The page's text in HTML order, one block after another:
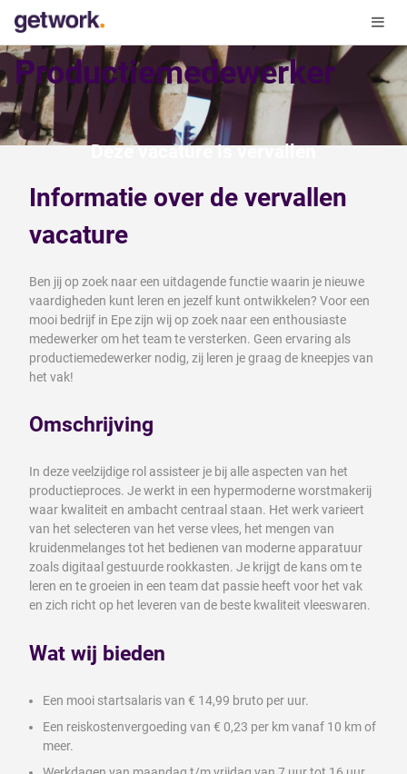
Productiemedewerker
Deze vacature is vervallen
Informatie over de vervallen
vacature
Ben jij op zoek naar een uitdagende functie waarin je nieuwe
vaardigheden kunt leren en jezelf kunt ontwikkelen? Voor een
mooi bedrijf in Epe zijn wij op zoek naar een enthousiaste
medewerker om het team te versterken. Geen ervaring als
productiemedewerker nodig, zij leren je graag de kneepjes van
het vak!
Omschrijving
In deze veelzijdige rol assisteer je bij alle aspecten van het
productieproces. Je werkt in een hypermoderne worstmakerij
waar kwaliteit en ambacht centraal staan. Het werk varieert
van het selecteren van het verse vlees, het mengen van
kruidenmelanges tot het bedienen van moderne apparatuur
zoals digitaal gestuurde rookkasten. Je krijgt de kans om te
leren en te groeien in een team dat passie heeft voor het vak
en zich richt op het leveren van de beste kwaliteit vleeswaren.
Wat wij bieden
Een mooi startsalaris van € 14,99 bruto per uur.
Een reiskostenvergoeding van € 0,23 per km vanaf 10 km of
meer.